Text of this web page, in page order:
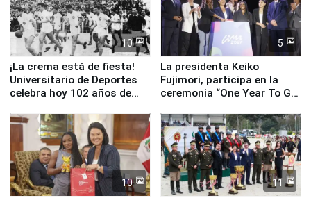
10
¡La crema está de fiesta!
Universitario de Deportes
celebra hoy 102 años de
5
La presidenta Keiko
Fujimori, participa en la
ceremonia “One Year To Go
10 11